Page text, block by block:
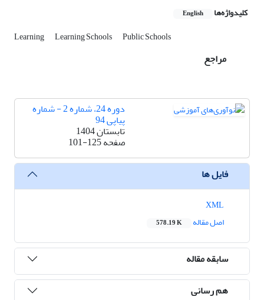
کلیدواژه‌ها English
Learning Learning Schools Public Schools
مراجع
دوره 24، شماره 2 - شماره
پیاپی 94
تابستان 1404
صفحه101-125
فایل ها
اصل مقاله
578.19 K
سابقه مقاله
هم رسانی